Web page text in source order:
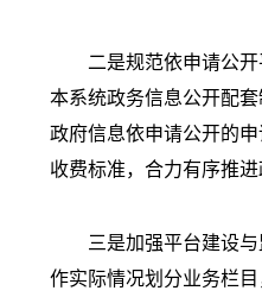
二是规范依申请公开
本系统政务信息公开配
政府信息依申请公开的
收费标准，合力有序推
三是加强平台建设与
作实际情况划分业务栏